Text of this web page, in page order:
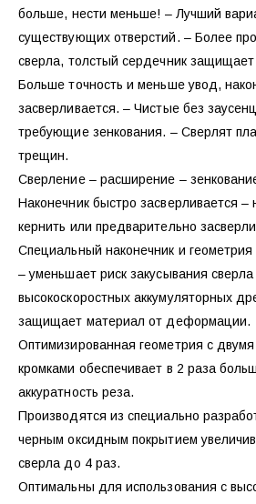
больше, нести меньше! – Лучший
существующих отверстий. – Более
сверла, толстый сердечник
Больше точность и меньше увод,
засверливается. – Чистые без
требующие зенкования. – Сверлят
трещин.
Сверление – расширение –
Наконечник быстро засверливается –
кернить или предварительно
Специальный наконечник и геометрия
– уменьшает риск закусывания
высокоскоростных аккумуляторных
защищает материал от деформации.
Оптимизированная геометрия с
кромками обеспечивает в 2 раза
аккуратность реза.
Производятся из специально
черным оксидным покрытием
сверла до 4 раз.
Оптимальны для использования с